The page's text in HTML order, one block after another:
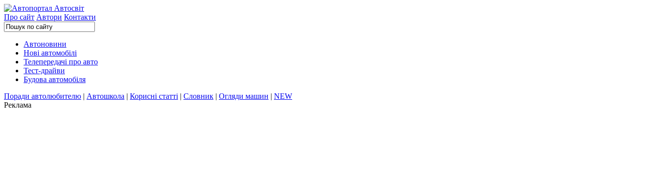
Про сайт Автори Контакти
Автоновини
Нові автомобілі
Телепередачі про авто
Тест-драйви
Будова автомобіля
Поради автолюбителю | Автошкола | Корисні статті | Словник | Огляди машин | NEW
Реклама